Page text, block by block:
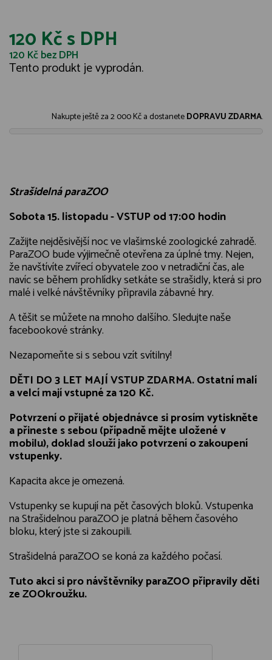
120 Kčs DPH
120 Kčbez DPH
Tento produkt je vyprodán.
Nakupte ještě za2 000 Kča dostaneteDOPRAVU ZDARMA.
Strašidelná paraZOO
Sobota 15. listopadu - VSTUP od 17:00 hodin
Zažijte nejděsivější noc ve vlašimské zoologické zahradě.
ParaZOO bude výjimečně otevřena za úplné tmy. Nejen,
že navštívíte zvířecí obyvatele zoo v netradiční čas, ale
navíc se během prohlídky setkáte se strašidly, která si pro
malé i velké návštěvníky připravila zábavné hry.
A těšit se můžete na mnoho dalšího. Sledujte naše
facebookové stránky.
Nezapomeňte si s sebou vzít svítilny!
DĚTI DO 3 LET MAJÍ VSTUP ZDARMA. Ostatní malí
a velcí mají vstupné za 120 Kč.
Potvrzení o přijaté objednávce si prosím vytiskněte
a přineste s sebou (případně mějte uložené v
mobilu), doklad slouží jako potvrzení o zakoupení
vstupenky.
Kapacita akce je omezená.
Vstupenky se kupují na pět časových bloků. Vstupenka
na Strašidelnou paraZOO je platná během časového
bloku, který jste si zakoupili.
Strašidelná paraZOO se koná za každého počasí.
Tuto akci si pro návštěvníky paraZOO připravily děti
ze ZOOkroužku.